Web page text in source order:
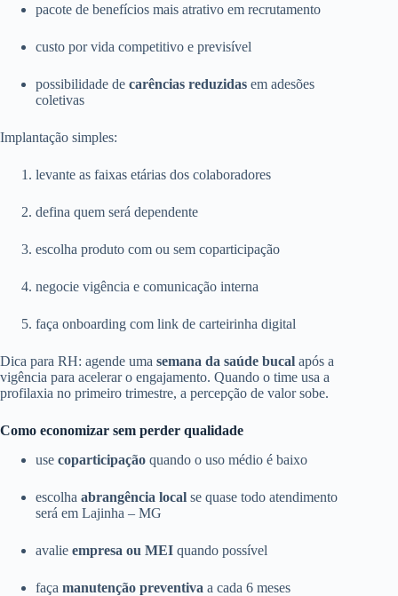
pacote de benefícios mais atrativo em recrutamento
custo por vida competitivo e previsível
possibilidade de carências reduzidas em adesões
coletivas
Implantação simples:
levante as faixas etárias dos colaboradores
defina quem será dependente
escolha produto com ou sem coparticipação
negocie vigência e comunicação interna
faça onboarding com link de carteirinha digital
Dica para RH: agende uma semana da saúde bucal após a
vigência para acelerar o engajamento. Quando o time usa a
profilaxia no primeiro trimestre, a percepção de valor sobe.
Como economizar sem perder qualidade
use coparticipação quando o uso médio é baixo
escolha abrangência local se quase todo atendimento
será em Lajinha – MG
avalie empresa ou MEI quando possível
faça manutenção preventiva a cada 6 meses